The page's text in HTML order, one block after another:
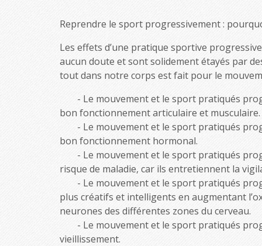
Reprendre le sport progressivement :
Les effets d’une pratique sportive
aucun doute et sont solidement étayés par
tout dans notre corps est fait pour le
Le mouvement et le sport pratiqués
bon fonctionnement articulaire et musculaire.
Le mouvement et le sport pratiqués
bon fonctionnement hormonal.
Le mouvement et le sport pratiqués
risque de maladie, car ils entretiennent la
Le mouvement et le sport pratiqués
plus créatifs et intelligents en augmentant
neurones des différentes zones du cerveau.
Le mouvement et le sport pratiqués
vieillissement.